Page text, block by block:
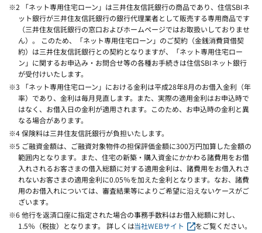
※2 「ネット専用住宅ローン」は三井住友信託銀行の商品であり、住信SBIネ
ット銀行が三井住友信託銀行の銀行代理業者として販売する専用商品です
（三井住友信託銀行の窓口およびホームページではお取扱いしておりませ
ん）。 このため、「ネット専用住宅ローン」のご契約（金銭消費貸借契
約）は三井住友信託銀行との契約となりますが、「ネット専用住宅ロー
ン」に関するお申込み・お問合せ等の各種お手続きは住信SBIネット銀行
が受付けいたします。
※3 「ネット専用住宅ローン」における金利は平成28年8月のお借入金利（年
率）であり、金利は毎月見直します。また、実際の適用金利はお申込時で
はなく、お借入日の金利が適用されます。このため、お申込時の金利と異
なる場合があります。
※4 保険料は三井住友信託銀行が負担いたします。
※5 ご融資金額は、ご融資対象物件の担保評価金額に300万円加算した金額の
範囲内となります。また、住宅の新築・購入資金にかかわる諸費用をお借
入れされるお客さまの借入総額に対する適用金利は、諸費用をお借入れさ
れないお客さまの適用金利に0.05％を加えた金利となります。なお、諸費
用のお借入れについては、審査結果等によりご希望に沿えないケースがご
ざいます。
※6 他行を返済口座に指定された場合の事務手数料はお借入総額に対し、
1.5％（税抜）となります。 詳しくは当社WEBサイト
をご覧ください。